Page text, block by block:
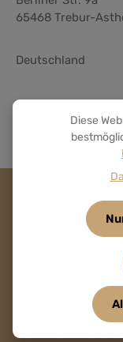
65468 Trebur-
Deutschland
Dein Draht zu uns.
Diese